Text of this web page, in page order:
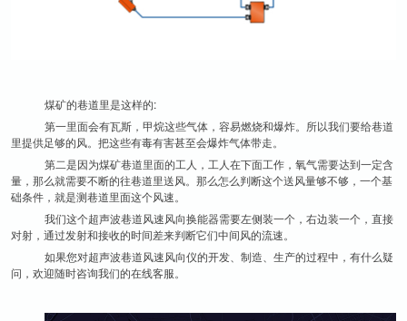
煤矿的巷道里是这样的:
第一里面会有瓦斯，甲烷这些气体，容易燃烧和爆炸。所以我们要给巷道
里提供足够的风。把这些有毒有害甚至会爆炸气体带走。
第二是因为煤矿巷道里面的工人，工人在下面工作，氧气需要达到一定含
量，那么就需要不断的往巷道里送风。那么怎么判断这个送风量够不够，一个基
础条件，就是测巷道里面这个风速。
我们这个超声波巷道风速风向换能器需要左侧装一个，右边装一个，直接
对射，通过发射和接收的时间差来判断它们中间风的流速。
如果您对超声波巷道风速风向仪的开发、制造、生产的过程中，有什么疑
问，欢迎随时咨询我们的在线客服。